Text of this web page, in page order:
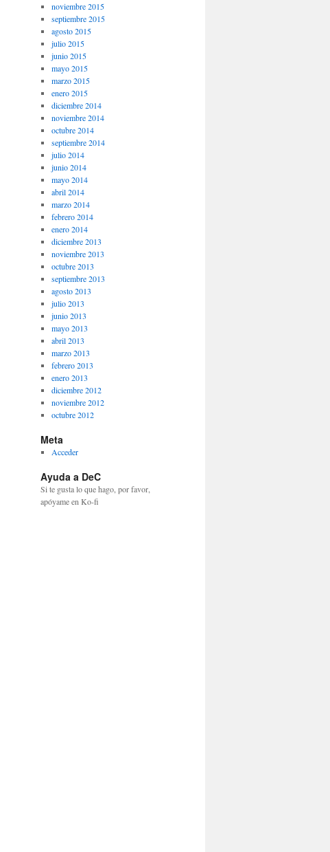
noviembre 2015
septiembre 2015
agosto 2015
julio 2015
junio 2015
mayo 2015
marzo 2015
enero 2015
diciembre 2014
noviembre 2014
octubre 2014
septiembre 2014
julio 2014
junio 2014
mayo 2014
abril 2014
marzo 2014
febrero 2014
enero 2014
diciembre 2013
noviembre 2013
octubre 2013
septiembre 2013
agosto 2013
julio 2013
junio 2013
mayo 2013
abril 2013
marzo 2013
febrero 2013
enero 2013
diciembre 2012
noviembre 2012
octubre 2012
Meta
Acceder
Ayuda a DeC
Si te gusta lo que hago, por favor,
apóyame en Ko-fi